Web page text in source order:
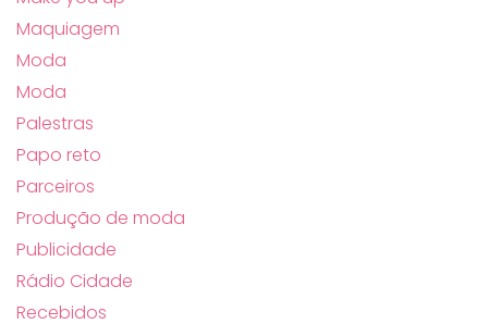
Maquiagem
Moda
Moda
Palestras
Papo reto
Parceiros
Produção de moda
Publicidade
Rádio Cidade
Recebidos